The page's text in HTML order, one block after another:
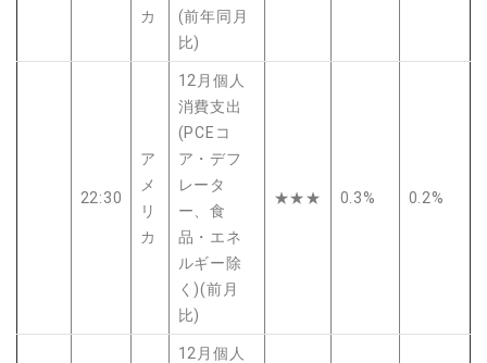
カ
(前年同月
比)
22:30
ア
メ
リ
カ
12月個人
消費支出
(PCEコ
ア・デフ
レータ
ー、食
品・エネ
ルギー除
く)(前月
比)
★★★ 0.3% 0.2%
12月個人